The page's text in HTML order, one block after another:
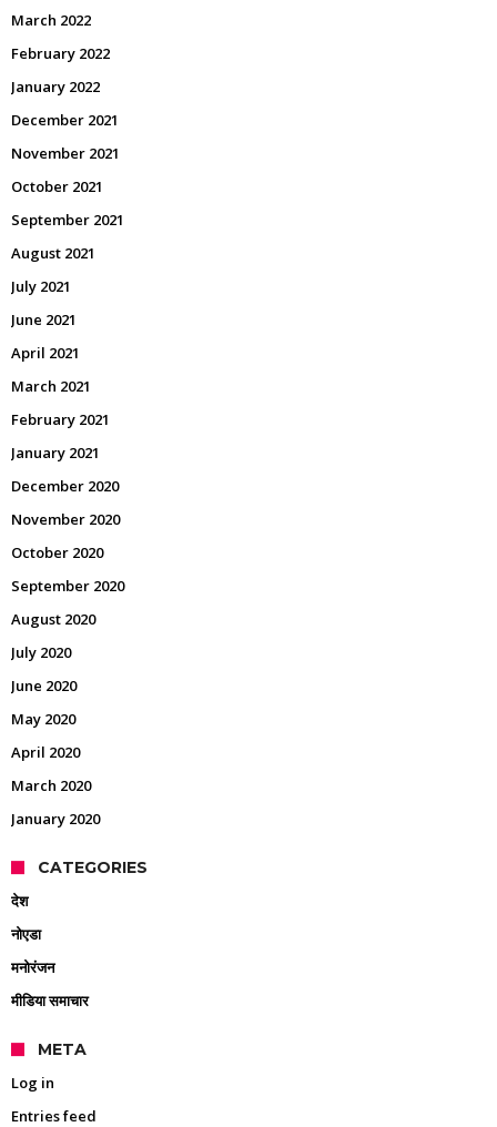
March 2022
February 2022
January 2022
December 2021
November 2021
October 2021
September 2021
August 2021
July 2021
June 2021
April 2021
March 2021
February 2021
January 2021
December 2020
November 2020
October 2020
September 2020
August 2020
July 2020
June 2020
May 2020
April 2020
March 2020
January 2020
CATEGORIES
देश
नोएडा
मनोरंजन
मीडिया समाचार
META
Log in
Entries feed